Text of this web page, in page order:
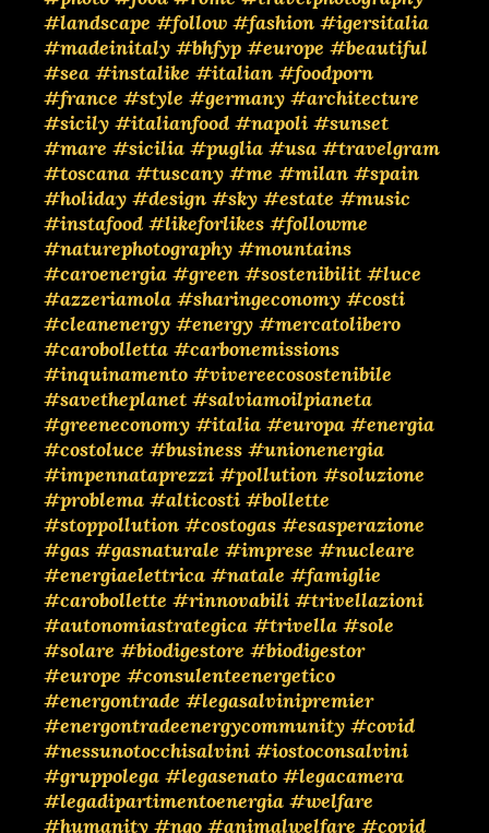
#landscape #follow #fashion #igersitalia
#madeinitaly #bhfyp #europe #beautiful
#sea #instalike #italian #foodporn
#france #style #germany #architecture
#sicily #italianfood #napoli #sunset
#mare #sicilia #puglia #usa #travelgram
#toscana #tuscany #me #milan #spain
#holiday #design #sky #estate #music
#instafood #likeforlikes #followme
#naturephotography #mountains
#caroenergia #green #sostenibilit #luce
#azzeriamola #sharingeconomy #costi
#cleanenergy #energy #mercatolibero
#carobolletta #carbonemissions
#inquinamento #vivereecosostenibile
#savetheplanet #salviamoilpianeta
#greeneconomy #italia #europa #energia
#costoluce #business #unionenergia
#impennataprezzi #pollution #soluzione
#problema #alticosti #bollette
#stoppollution #costogas #esasperazione
#gas #gasnaturale #imprese #nucleare
#energiaelettrica #natale #famiglie
#carobollette #rinnovabili #trivellazioni
#autonomiastrategica #trivella #sole
#solare #biodigestore #biodigestor
#europe #consulenteenergetico
#energontrade #legasalvinipremier
#energontradeenergycommunity #covid
#nessunotocchisalvini #iostoconsalvini
#gruppolega #legasenato #legacamera
#legadipartimentoenergia #welfare
#humanity #ngo #animalwelfare #covid